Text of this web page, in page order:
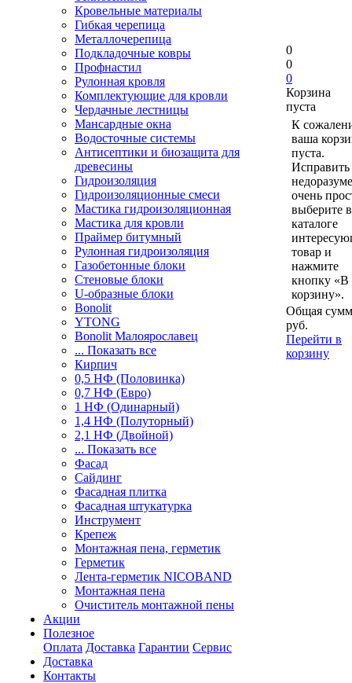
Кровельные материалы
Гибкая черепица
Металлочерепица
Подкладочные ковры
Профнастил
Рулонная кровля
Комплектующие для кровли
Чердачные лестницы
Мансардные окна
Водосточные системы
Антисептики и биозащита для
древесины
Гидроизоляция
Гидроизоляционные смеси
Мастика гидроизоляционная
Мастика для кровли
Праймер битумный
Рулонная гидроизоляция
Газобетонные блоки
Стеновые блоки
U-образные блоки
Bonolit
YTONG
Bonolit Малоярославец
... Показать все
Кирпич
0,5 НФ (Половинка)
0,7 НФ (Евро)
1 НФ (Одинарный)
1,4 НФ (Полуторный)
2,1 НФ (Двойной)
... Показать все
Фасад
Сайдинг
Фасадная плитка
Фасадная штукатурка
Инструмент
Крепеж
Монтажная пена, герметик
Герметик
Лента-герметик NICOBAND
Монтажная пена
Очиститель монтажной пены
Акции
Полезное
Оплата Доставка Гарантии Сервис
Доставка
Контакты
0
0
0
Корзина
пуста
К
ваша
пуста.
Исправить
очень
выберите в
каталоге
товар и
нажмите
кнопку «В
корзину».
Общая
руб.
Перейти в
корзину